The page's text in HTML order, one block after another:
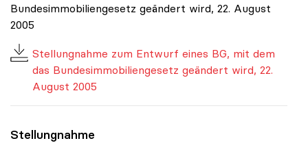
Bundesimmobiliengesetz geändert wird, 22. August
2005
Stellungnahme zum Entwurf eines BG, mit dem
das Bundesimmobiliengesetz geändert wird, 22.
August 2005
Stellungnahme